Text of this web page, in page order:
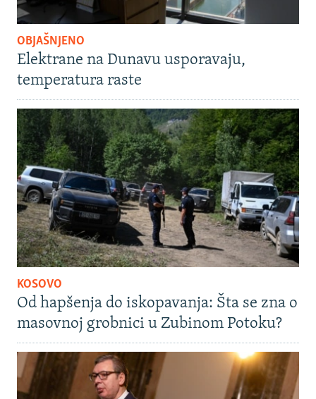
OBJAŠNJENO
Elektrane na Dunavu usporavaju,
temperatura raste
KOSOVO
Od hapšenja do iskopavanja: Šta se zna o
masovnoj grobnici u Zubinom Potoku?